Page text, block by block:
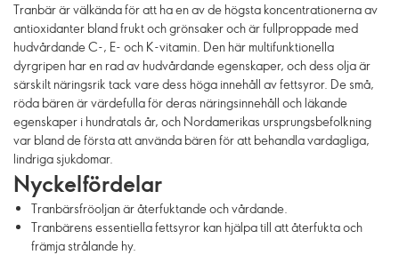
Tranbär är välkända för att ha en av de högsta koncentrationerna av
antioxidanter bland frukt och grönsaker och är fullproppade med
hudvårdande C-, E- och K-vitamin. Den här multifunktionella
dyrgripen har en rad av hudvårdande egenskaper, och dess olja är
särskilt näringsrik tack vare dess höga innehåll av fettsyror. De små,
röda bären är värdefulla för deras näringsinnehåll och läkande
egenskaper i hundratals år, och Nordamerikas ursprungsbefolkning
var bland de första att använda bären för att behandla vardagliga,
lindriga sjukdomar.
Nyckelfördelar
Tranbärsfröoljan är återfuktande och vårdande.
Tranbärens essentiella fettsyror kan hjälpa till att återfukta och
främja strålande hy.